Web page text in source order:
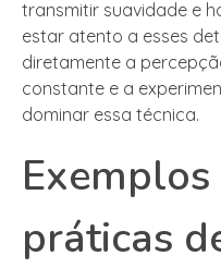
transmitir suavidade e
estar atento a esses
diretamente a
constante e a
dominar essa técnica.
práticas